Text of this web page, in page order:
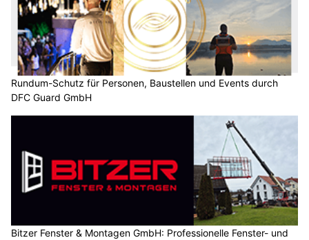
Rundum-Schutz für Personen, Baustellen und Events durch
DFC Guard GmbH
Bitzer Fenster & Montagen GmbH: Professionelle Fenster- und